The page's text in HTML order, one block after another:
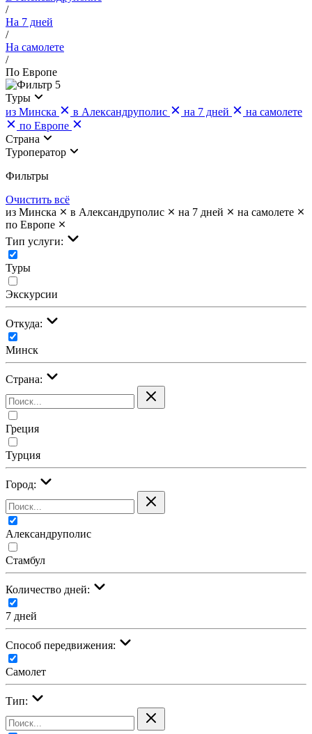
/
На 7 дней
/
На самолете
/
По Европе
5
Туры
из Минска
в Александруполис на 7 дней
на самолете
по Европе
Страна
Туроператор
Фильтры
Очистить всё
из Минска
в Александруполис на 7 дней
на самолете
по Европе
Тип услуги:
Туры
Экскурсии
Откуда:
Минск
Страна:
Греция
Турция
Город:
Александруполис
Стамбул
Количество дней:
7 дней
Cпособ передвижения:
Самолет
Тип: